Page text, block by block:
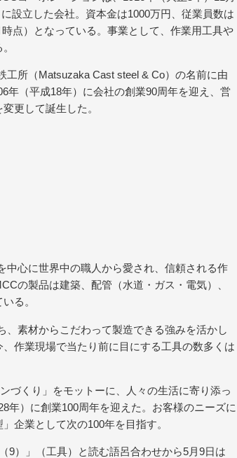
設立した会社。資本金は1000万円、従業員数は
点）となっている。事業として、作業用工具や
所（Matsuzaka Cast steel & Co）の名前に由
年（平成18年）に会社の創業90周年を迎え、営
更して誕生した。
中心に世界中の職人から愛され、信頼される作
の製品は建築、配管（水道・ガス・電気）、
る。
素材からこだわって製造できる強みを活かし
作業現場で当たり前に目にする工具の数多くは
づくり」をモットーに、人々の生活に寄り添っ
年）に創業100周年を迎えた。お客様のニーズに
企業として次の100年を目指す。
9）」（工具）と読む語呂合わせから5月9日は